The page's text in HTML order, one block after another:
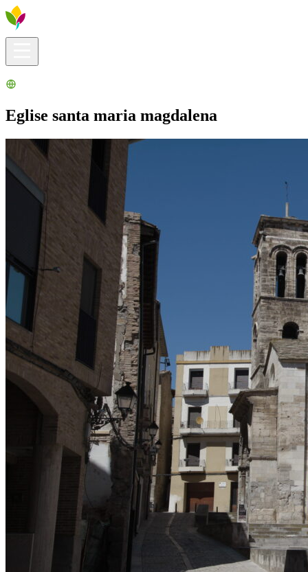
Eglise santa maria magdalena